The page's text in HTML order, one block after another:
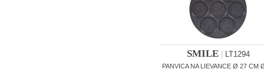
SMILE| LT1294
PANVICA NA LIEVANCE Ø 27 CM